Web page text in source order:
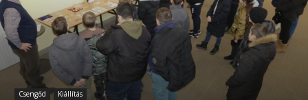
Csengőd Kiállítás